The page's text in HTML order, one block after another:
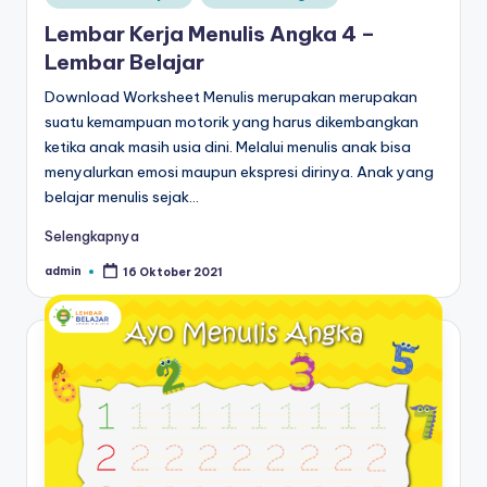
al
is
t
u
n
g
t
k
-
o
untuk
paud
-
worksheet
untuk
anak
tk
b
belajar
menulis
huruf
hijaiyah
anak
belajar
in
Lembar Kerja Menulis Angka 4 –
Lembar Belajar
Download Worksheet Menulis merupakan merupakan
suatu kemampuan motorik yang harus dikembangkan
ketika anak masih usia dini. Melalui menulis anak bisa
menyalurkan emosi maupun ekspresi dirinya. Anak yang
belajar menulis sejak…
Selengkapnya
Posted
admin 16 Oktober 2021